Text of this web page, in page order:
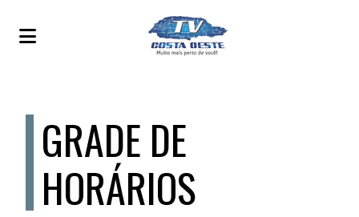
GRADE DE
HORÁRIOS